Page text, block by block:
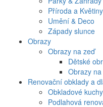
Příroda a Květiny
Umění & Deco
Západy slunce
Obrazy
Obrazy na zeď
Dětské
Obrazy
Renovační obklady a
Obkladové
Podlahová